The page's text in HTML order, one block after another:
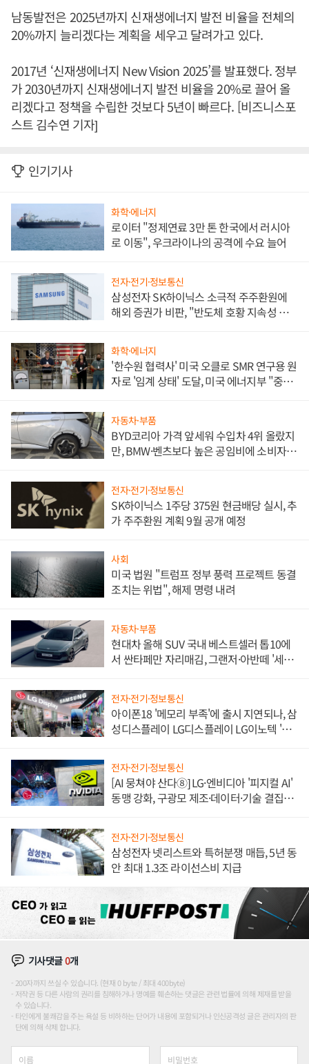
남동발전은 2025년까지 신재생에너지 발전 비율을 전체의
20%까지 늘리겠다는 계획을 세우고 달려가고 있다.
2017년 ‘신재생에너지 New Vision 2025’를 발표했다. 정부
가 2030년까지 신재생에너지 발전 비율을 20%로 끌어 올
리겠다고 정책을 수립한 것보다 5년이 빠르다. [비즈니스포
스트 김수연 기자]
인기기사
화학·에너지
로이터 "정제연료 3만 톤 한국에서 러시아
로 이동", 우크라이나의 공격에 수요 늘어
전자·전기·정보통신
삼성전자 SK하이닉스 소극적 주주환원에
해외 증권가 비판, "반도체 호황 지속성 의
화학·에너지
'한수원 협력사' 미국 오클로 SMR 연구용 원
자로 '임계 상태' 도달, 미국 에너지부 "중요
자동차·부품
BYD코리아 가격 앞세워 수입차 4위 올랐지
만, BMW·벤츠보다 높은 공임비에 소비자
전자·전기·정보통신
SK하이닉스 1주당 375원 현금배당 실시, 추
가 주주환원 계획 9월 공개 예정
사회
미국 법원 "트럼프 정부 풍력 프로젝트 동결
조치는 위법", 해제 명령 내려
자동차·부품
현대차 올해 SUV 국내 베스트셀러 톱10에
서 싼타페만 자리매김, 그랜저·아반떼 '세단
전자·전기·정보통신
아이폰18 '메모리 부족'에 출시 지연되나, 삼
성디스플레이 LG디스플레이 LG이노텍 '탈
전자·전기·정보통신
[AI 뭉쳐야 산다⑧] LG·엔비디아 '피지컬 AI'
동맹 강화, 구광모 제조·데이터·기술 결집
전자·전기·정보통신
삼성전자 넷리스트와 특허분쟁 매듭, 5년 동
안 최대 1.3조 라이선스비 지급
기사댓글0개
200자까지 쓰실 수 있습니다. (현재 0 byte / 최대 400byte)
저작권 등 다른 사람의 권리를 침해하거나 명예를 훼손하는 댓글은 관련 법률에 의해 제재를 받을
수 있습니다.
타인에게 불쾌감을 주는 욕설 등 비하하는 단어가 내용에 포함되거나 인신공격성 글은 관리자의 판
단에 의해 삭제 합니다.